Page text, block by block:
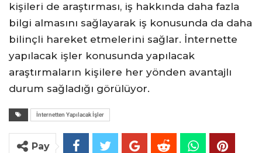
kişileri de araştırması, iş hakkında daha fazla
bilgi almasını sağlayarak iş konusunda da daha
bilinçli hareket etmelerini sağlar. İnternette
yapılacak işler konusunda yapılacak
araştırmaların kişilere her yönden avantajlı
durum sağladığı görülüyor.
İnternetten Yapılacak İşler
Pay